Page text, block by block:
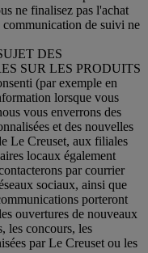
ne finalisez pas l'achat
communication de suivi ne
DES
SUR LES PRODUITS
(par exemple en
lorsque vous
vous enverrons des
et des nouvelles
Le Creuset, aux filiales
locaux également
par courrier
sociaux, ainsi que
porteront
ouvertures de nouveaux
les concours, les
par Le Creuset ou les